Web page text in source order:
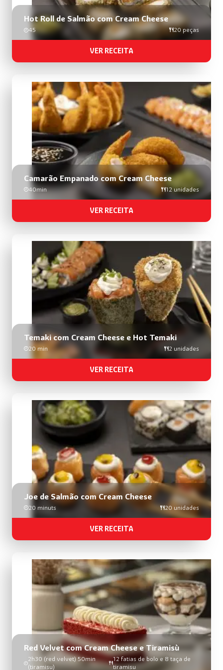
Hot Roll de Salmão com Cream Cheese
45 20 peças
VER RECEITA
Camarão Empanado com Cream Cheese
40min 12 unidades
VER RECEITA
Temaki com Cream Cheese e Hot Temaki
20 min 2 unidades
VER RECEITA
Joe de Salmão com Cream Cheese
20 minuts 20 unidades
VER RECEITA
Red Velvet com Cream Cheese e Tiramisù
2h30 (red velvet) 50min
(tiramisu)
12 fatias de bolo e 8 taça de
tiramisu